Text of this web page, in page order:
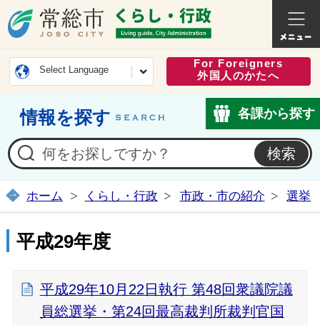
常総市公式ホームページ
くらし
Select Language
For Foreigners
外国人のかたへ
情報を探す 各課から探す
ホーム くらし・行政 市政・市の紹介 選挙
平成29年度
平成29年10月22日執行 第48回衆議院議
員総選挙・第24回最高裁判所裁判官国